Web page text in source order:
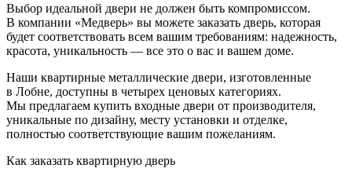
Выбор идеальной двери не должен быть компромиссом.
В компании «Медверь» вы можете заказать дверь, которая
будет соответствовать всем вашим требованиям: надежность,
красота, уникальность — все это о вас и вашем доме.
Наши квартирные металлические двери, изготовленные
в Лобне, доступны в четырех ценовых категориях.
Мы предлагаем купить входные двери от производителя,
уникальные по дизайну, месту установки и отделке,
полностью соответствующие вашим пожеланиям.
Как заказать квартирную дверь